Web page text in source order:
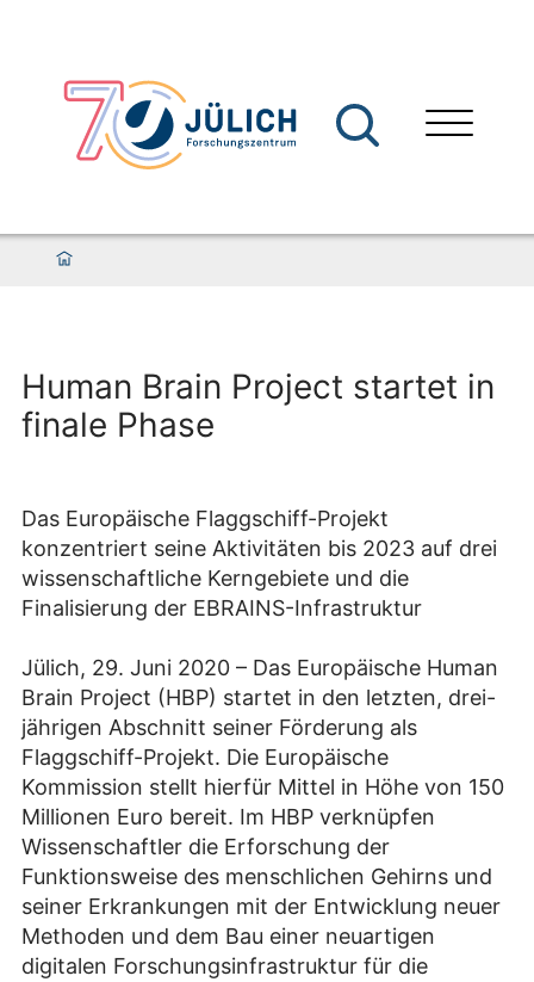
Human Brain Project startet in
finale Phase
Das Europäische Flaggschiff-Projekt
konzentriert seine Aktivitäten bis 2023 auf drei
wissenschaftliche Kerngebiete und die
Finalisierung der EBRAINS-Infrastruktur
Jülich, 29. Juni 2020 – Das Europäische Human
Brain Project (HBP) startet in den letzten, drei-
jährigen Abschnitt seiner Förderung als
Flaggschiff-Projekt. Die Europäische
Kommission stellt hierfür Mittel in Höhe von 150
Millionen Euro bereit. Im HBP verknüpfen
Wissenschaftler die Erforschung der
Funktionsweise des menschlichen Gehirns und
seiner Erkrankungen mit der Entwicklung neuer
Methoden und dem Bau einer neuartigen
digitalen Forschungsinfrastruktur für die